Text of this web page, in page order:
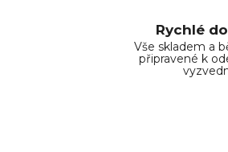
Rychlé
Vše skladem a
připravené k